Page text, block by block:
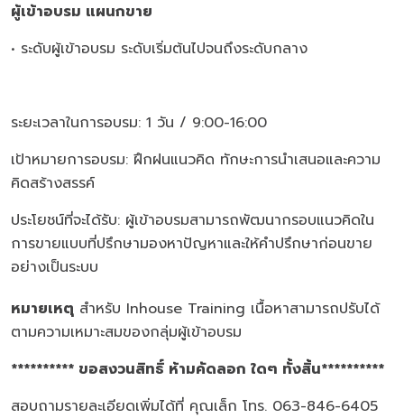
ผู้เข้าอบรม แผนกขาย
• ระดับผู้เข้าอบรม ระดับเริ่มต้นไปจนถึงระดับกลาง
ระยะเวลาในการอบรม: 1 วัน / 9:00-16:00
เป้าหมายการอบรม: ฝึกฝนแนวคิด ทักษะการนำเสนอและความ
คิดสร้างสรรค์
ประโยชน์ที่จะได้รับ: ผู้เข้าอบรมสามารถพัฒนากรอบแนวคิดใน
การขายแบบที่ปรึกษามองหาปัญหาและให้คำปรึกษาก่อนขาย
อย่างเป็นระบบ
หมายเหตุ สำหรับ Inhouse Training เนื้อหาสามารถปรับได้
ตามความเหมาะสมของกลุ่มผู้เข้าอบรม
********** ขอสงวนสิทธิ์ ห้ามคัดลอก ใดๆ ทั้งสิ้น**********
สอบถามรายละเอียดเพิ่มได้ที่ คุณเล็ก โทร. 063-846-6405